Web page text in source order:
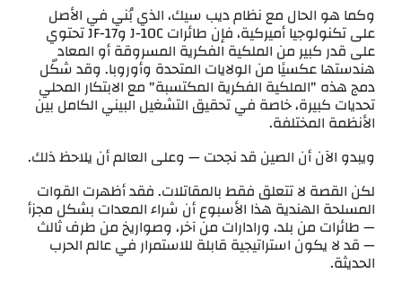
وكما هو الحال مع نظام ديب سيك، الذي بُني في الأصل
على تكنولوجيا أميركية، فإن طائرات J-10C وJF-17 تحتوي
على قدر كبير من الملكية الفكرية المسروقة أو المعاد
هندستها عكسيًا من الولايات المتحدة وأوروبا. وقد شكّل
دمج هذه "الملكية الفكرية المكتسبة" مع الابتكار المحلي
تحديات كبيرة، خاصة في تحقيق التشغيل البيني الكامل بين
الأنظمة المختلفة.
ويبدو الآن أن الصين قد نجحت — وعلى العالم أن يلاحظ ذلك.
لكن القصة لا تتعلق فقط بالمقاتلات. فقد أظهرت القوات
المسلحة الهندية هذا الأسبوع أن شراء المعدات بشكل مجزأ
— طائرات من بلد، ورادارات من آخر، وصواريخ من طرف ثالث
— قد لا يكون استراتيجية قابلة للاستمرار في عالم الحرب
الحديثة.